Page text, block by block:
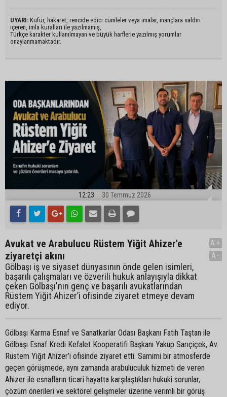
UYARI: Küfür, hakaret, rencide edici cümleler veya imalar, inançlara saldırı
içeren, imla kuralları ile yazılmamış,
Türkçe karakter kullanılmayan ve büyük harflerle yazılmış yorumlar
onaylanmamaktadır.
12:23 30 Temmuz 2026
Avukat ve Arabulucu Rüstem Yiğit Ahizer'e
ziyaretçi akını
Gölbaşı iş ve siyaset dünyasının önde gelen isimleri,
başarılı çalışmaları ve özverili hukuk anlayışıyla dikkat
çeken Gölbaşı'nın genç ve başarılı avukatlarından
Rüstem Yiğit Ahizer’i ofisinde ziyaret etmeye devam
ediyor.
A+
A-
Gölbaşı Karma Esnaf ve Sanatkarlar Odası Başkanı Fatih Taştan ile
Gölbaşı Esnaf Kredi Kefalet Kooperatifi Başkanı Yakup Sarıçiçek, Av.
Rüstem Yiğit Ahizer’i ofisinde ziyaret etti. Samimi bir atmosferde
geçen görüşmede, aynı zamanda arabuluculuk hizmeti de veren
Ahizer ile esnafların ticari hayatta karşılaştıkları hukuki sorunlar,
çözüm önerileri ve sektörel gelişmeler üzerine verimli bir görüş